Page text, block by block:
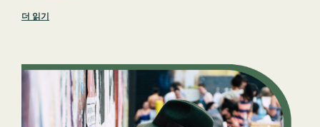
더 읽기